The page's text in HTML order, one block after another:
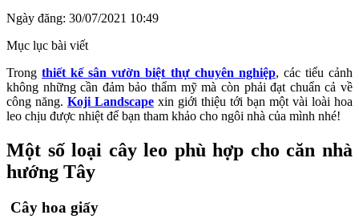
Ngày đăng: 30/07/2021 10:49
Mục lục bài viết
Trongthiết kế sân vườn biệt thự chuyên nghiệp, các tiểu cảnh
không những cần đảm bảo thẩm mỹ mà còn phải đạt chuẩn cả về
công năng. Koji Landscape xin giới thiệu tới bạn một vài loài hoa
leo chịu được nhiệt để bạn tham khảo cho ngôi nhà của mình nhé!
Một số loại cây leo phù hợp cho căn nhà
hướng Tây
Cây hoa giấy